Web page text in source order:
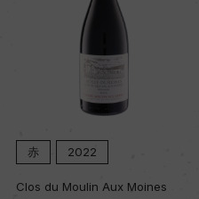
赤 2022
Clos du Moulin Aux Moines